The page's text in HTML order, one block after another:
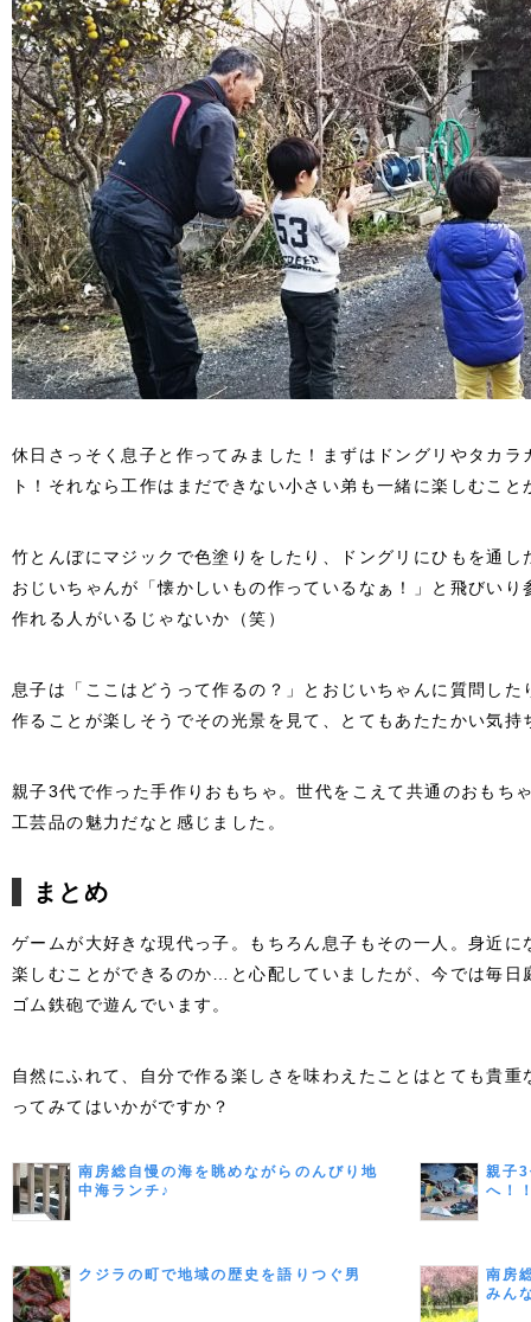
休日さっそく息子と作ってみました！まずはドングリやタカ
ト！それなら工作はまだできない小さい弟も一緒に楽しむこと
竹とんぼにマジックで色塗りをしたり、ドングリにひもを通
おじいちゃんが「懐かしいもの作っているなぁ！」と飛びい
作れる人がいるじゃないか（笑）
息子は「ここはどうって作るの？」とおじいちゃんに質問し
作ることが楽しそうでその光景を見て、とてもあたたかい気持
親子3代で作った手作りおもちゃ。世代をこえて共通のおもち
工芸品の魅力だなと感じました。
まとめ
ゲームが大好きな現代っ子。もちろん息子もその一人。身近
楽しむことができるのか…と心配していましたが、今では毎日
ゴム鉄砲で遊んでいます。
自然にふれて、自分で作る楽しさを味わえたことはとても貴
ってみてはいかがですか？
南房総自慢の海を眺めながらのんびり地
中海ランチ♪
親子
へ！
クジラの町で地域の歴史を語りつぐ男
南房
みん